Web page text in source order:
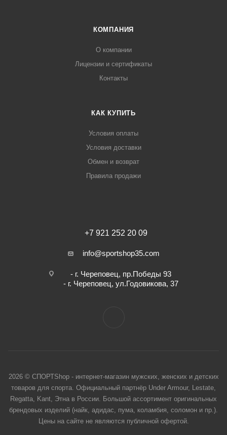
КОМПАНИЯ
О компании
Лицензии и сертификаты
Контакты
КАК КУПИТЬ
Условия оплаты
Условия доставки
Обмен и возврат
Правила продажи
+7 921 252 20 09
info@sportshop35.com
- г. Череповец, пр.Победы 93
- г. Череповец, ул.Годовикова, 37
2026 © СПОРТShop - интернет-магазин мужских, женских и детских
товаров для спорта. Официальный партнёр Under Armour, Lestate,
Regatta, Kant, Этна в России. Большой ассортимент оригинальных
брендовых изделий (найк, адидас, пума, коламбия, соломон и пр.).
Цены на сайте не являются публичной офертой.